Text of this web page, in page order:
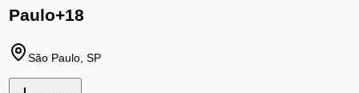
Paulo+18
São Paulo, SP